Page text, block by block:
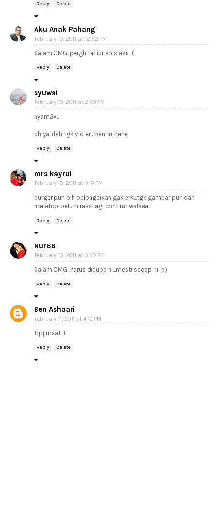
Reply Delete
Aku Anak Pahang
February 10, 2011 at 12:52 PM
Salam CMG, pergh terliur abis aku :(
Reply Delete
syuwai
February 10, 2011 at 2:39 PM
nyam2x..
oh ya, dah tgk vid en. ben tu..hehe
Reply Delete
mrs kayrul
February 10, 2011 at 3:16 PM
burger pun blh pelbagaikan gak erk...tgk gambar pun dah
meletop..belum rasa lagi confirm walaaa...
Reply Delete
Nur68
February 10, 2011 at 3:50 PM
Salam CMG...harus dicuba ni...mesti sedap ni...p)
Reply Delete
Ben Ashaari
February 11, 2011 at 4:12 PM
tqq maattt
Reply Delete